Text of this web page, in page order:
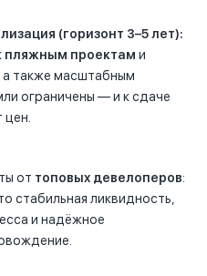
(горизонт 3–5 лет):
пляжным проектам и
, а также масштабным
ограничены — и к сдаче
от топовых девелоперов:
стабильная ликвидность,
и надёжное